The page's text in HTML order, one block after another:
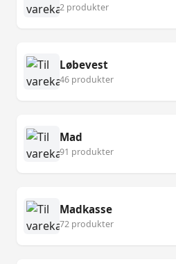
2 produkter
Løbevest
46 produkter
Mad
91 produkter
Madkasse
72 produkter